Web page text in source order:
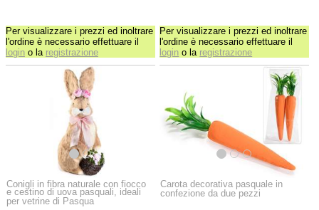
Per visualizzare i prezzi ed inoltrare
l'ordine è necessario effettuare il
login o la registrazione
Per visualizzare i prezzi ed inoltrare
l'ordine è necessario effettuare il
login o la registrazione
Conigli in fibra naturale con fiocco
e cestino di uova pasquali, ideali
per vetrine di Pasqua
Carota decorativa pasquale in
confezione da due pezzi